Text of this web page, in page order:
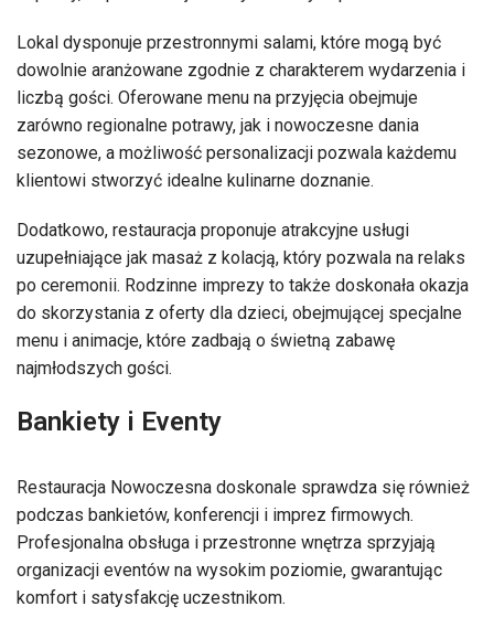
Lokal dysponuje przestronnymi salami, które mogą być
dowolnie aranżowane zgodnie z charakterem wydarzenia i
liczbą gości. Oferowane menu na przyjęcia obejmuje
zarówno regionalne potrawy, jak i nowoczesne dania
sezonowe, a możliwość personalizacji pozwala każdemu
klientowi stworzyć idealne kulinarne doznanie.
Dodatkowo, restauracja proponuje atrakcyjne usługi
uzupełniające jak masaż z kolacją, który pozwala na relaks
po ceremonii. Rodzinne imprezy to także doskonała okazja
do skorzystania z oferty dla dzieci, obejmującej specjalne
menu i animacje, które zadbają o świetną zabawę
najmłodszych gości.
Bankiety i Eventy
Restauracja Nowoczesna doskonale sprawdza się również
podczas bankietów, konferencji i imprez firmowych.
Profesjonalna obsługa i przestronne wnętrza sprzyjają
organizacji eventów na wysokim poziomie, gwarantując
komfort i satysfakcję uczestnikom.